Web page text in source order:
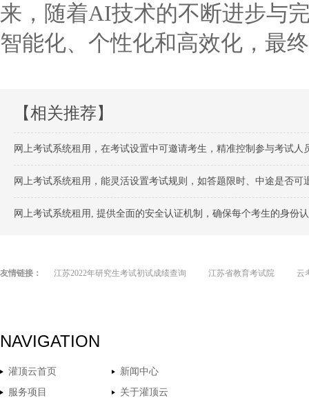
来，随着AI技术的不断进步与
智能化、个性化和高效化，最
【相关推荐】
网上考试系统租用，在考试设置中可邀请考生，精准控制参与考试人
网上考试系统租用，能灵活设置考试规则，如答题限时、中途是否可
网上考试系统租用, 提供全面的安全认证机制，确保每个考生的身份
友情链接： 江苏2022年研究生考试初试成绩查询 江苏省教育考试院 云
NAVIGATION
灌顶云首页
新闻中心
服务项目
关于灌顶云